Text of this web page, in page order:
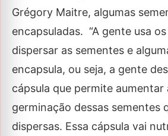
Grégory Maitre, algumas
encapsuladas. “A gente usa
dispersar as sementes e
encapsula, ou seja, a gente
cápsula que permite aumentar
germinação dessas sementes
dispersas. Essa cápsula vai